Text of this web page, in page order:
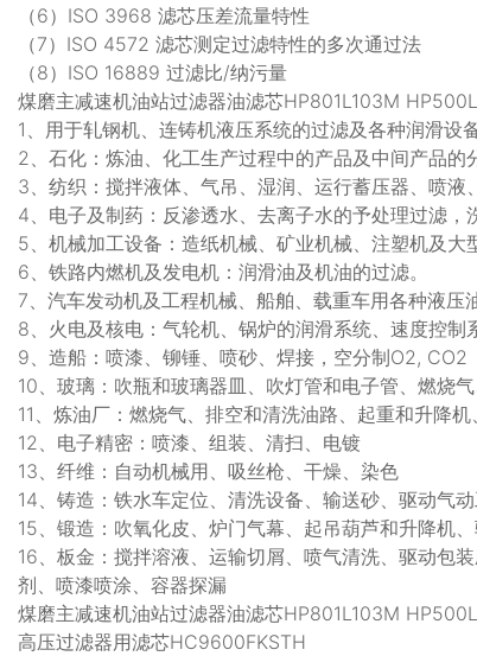
（6）ISO 3968 滤芯压差流量特性
（7）ISO 4572 滤芯测定过滤特性的多次通过法
（8）ISO 16889 过滤比/纳污量
煤磨主减速机油站过滤器油滤芯HP801L103M
1、用于轧钢机、连铸机液压系统的过滤及各种润滑设
2、石化：炼油、化工生产过程中的产品及中间产品
3、纺织：搅拌液体、气吊、湿润、运行蓄压器、喷
4、电子及制药：反渗透水、去离子水的予处理过滤，
5、机械加工设备：造纸机械、矿业机械、注塑机及
6、铁路内燃机及发电机：润滑油及机油的过滤。
7、汽车发动机及工程机械、船舶、载重车用各种液压
8、火电及核电：气轮机、锅炉的润滑系统、速度控制
9、造船：喷漆、铆锤、喷砂、焊接，空分制O2, CO2
10、玻璃：吹瓶和玻璃器皿、吹灯管和电子管、燃烧
11、炼油厂：燃烧气、排空和清洗油路、起重和升降
12、电子精密：喷漆、组装、清扫、电镀
13、纤维：自动机械用、吸丝枪、干燥、染色
14、铸造：铁水车定位、清洗设备、输送砂、驱动气
15、锻造：吹氧化皮、炉门气幕、起吊葫芦和升降机
16、板金：搅拌溶液、运输切屑、喷气清洗、驱动包
剂、喷漆喷涂、容器探漏
煤磨主减速机油站过滤器油滤芯HP801L103M
高压过滤器用滤芯HC9600FKSTH